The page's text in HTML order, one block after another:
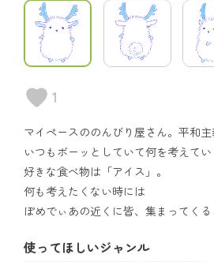
1
マイペースののんびり屋さん。平和主
いつもボーッとしていて何を考えてい
好きな食べ物は「アイス」。
何も考えたくない時には
ぽめでぃあの近くに皆、集まってくる
使ってほしいジャンル